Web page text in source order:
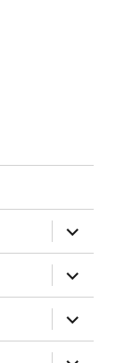
ouvrir
le
sous-
menu
ouvrir
le
sous-
menu
ouvrir
le
sous-
menu
ouvrir